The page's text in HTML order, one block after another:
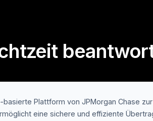
basierte Plattform von JPMorgan Chase
eine sichere und effiziente